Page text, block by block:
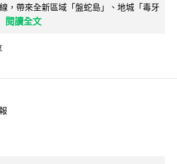
，帶來全新區域「盤蛇島」、地城「毒牙
閱讀全文